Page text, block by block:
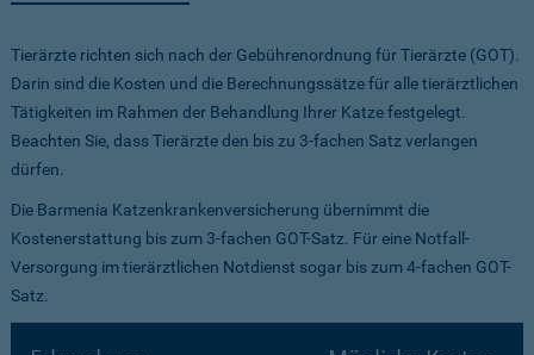
Tierärzte richten sich nach der Gebührenordnung für Tierärzte (GOT).
Darin sind die Kosten und die Berechnungssätze für alle tierärztlichen
Tätigkeiten im Rahmen der Behandlung Ihrer Katze festgelegt.
Beachten Sie, dass Tierärzte den bis zu 3-fachen Satz verlangen
dürfen.
Die Barmenia Katzenkrankenversicherung übernimmt die
Kostenerstattung bis zum 3-fachen GOT-Satz. Für eine Notfall-
Versorgung im tierärztlichen Notdienst sogar bis zum 4-fachen GOT-
Satz.